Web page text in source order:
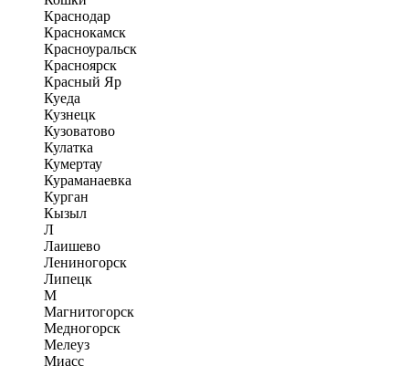
Краснодар
Краснокамск
Красноуральск
Красноярск
Красный Яр
Куеда
Кузнецк
Кузоватово
Кулатка
Кумертау
Кураманаевка
Курган
Кызыл
Л
Лаишево
Лениногорск
Липецк
М
Магнитогорск
Медногорск
Мелеуз
Миасс